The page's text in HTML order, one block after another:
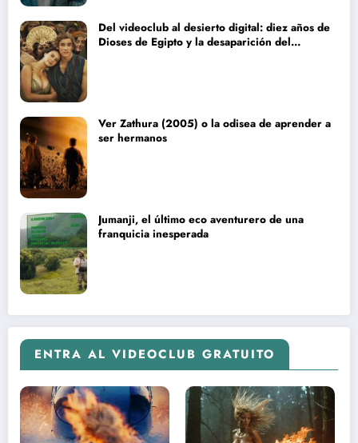
Del videoclub al desierto digital: diez años de
Dioses de Egipto y la desaparición del
Ver Zathura (2005) o la odisea de aprender a
ser hermanos
Jumanji, el último eco aventurero de una
franquicia inesperada
ENTRA AL VIDEOCLUB GRATUITO